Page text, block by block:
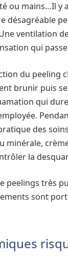
ou mains…Il y
désagréable
ventilation
qui
du peeling
brunir puis se
qui
des
minérale,
la
peelings très
sont